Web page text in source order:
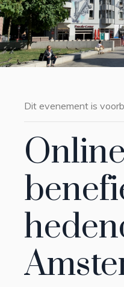
Dit evenement is
Online